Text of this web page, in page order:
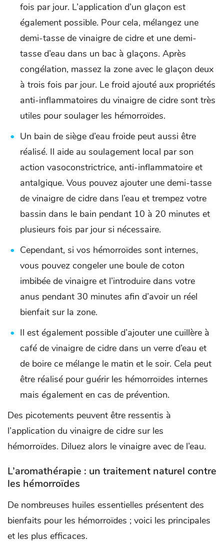
fois par jour. L’application d’un glaçon est
également possible. Pour cela, mélangez une
demi-tasse de vinaigre de cidre et une demi-
tasse d’eau dans un bac à glaçons. Après
congélation, massez la zone avec le glaçon deux
à trois fois par jour. Le froid ajouté aux propriétés
anti-inflammatoires du vinaigre de cidre sont très
utiles pour soulager les hémorroïdes.
Un bain de siège d’eau froide peut aussi être
réalisé. Il aide au soulagement local par son
action vasoconstrictrice, anti-inflammatoire et
antalgique. Vous pouvez ajouter une demi-tasse
de vinaigre de cidre dans l’eau et trempez votre
bassin dans le bain pendant 10 à 20 minutes et
plusieurs fois par jour si nécessaire.
Cependant, si vos hémorroïdes sont internes,
vous pouvez congeler une boule de coton
imbibée de vinaigre et l’introduire dans votre
anus pendant 30 minutes afin d’avoir un réel
bienfait sur la zone.
Il est également possible d’ajouter une cuillère à
café de vinaigre de cidre dans un verre d’eau et
de boire ce mélange le matin et le soir. Cela peut
être réalisé pour guérir les hémorroïdes internes
mais également en cas de prévention.
Des picotements peuvent être ressentis à
l’application du vinaigre de cidre sur les
hémorroïdes. Diluez alors le vinaigre avec de l’eau.
L’aromathérapie : un traitement naturel contre
les hémorroïdes
De nombreuses huiles essentielles présentent des
bienfaits pour les hémorroïdes ; voici les principales
et les plus efficaces.